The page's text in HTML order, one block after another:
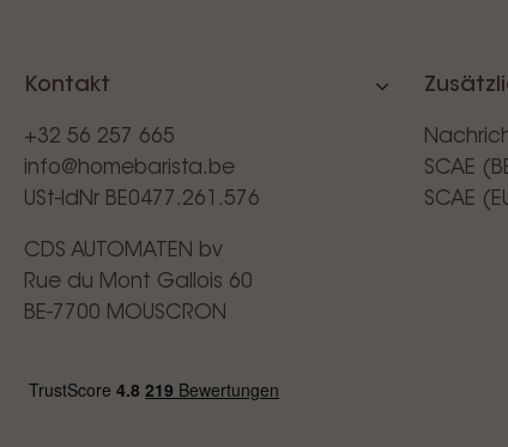
Kontakt
+32 56 257 665
info@homebarista.be
USt-IdNr BE0477.261.576
CDS AUTOMATEN bv
Rue du Mont Gallois 60
BE-7700 MOUSCRON
SCAE
SCAE